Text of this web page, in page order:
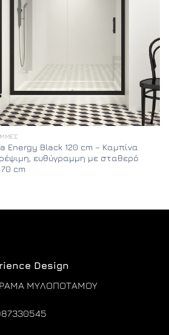
Energy Black 120 cm – Καμπίνα
ευθύγραμμη με σταθερό
cm
Design
ΜΥΛΟΠΟΤΑΜΟΥ